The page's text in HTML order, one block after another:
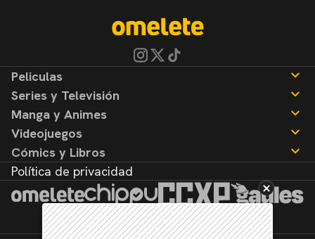
Peliculas
Noticias
Reseñas
Series y Televisión
Noticias
Reseñas
Manga y Animes
Noticias
Reseñas
Videojuegos
Noticias
Reseñas
Cómics y Libros
Noticias
Reseñas
Política de privacidad